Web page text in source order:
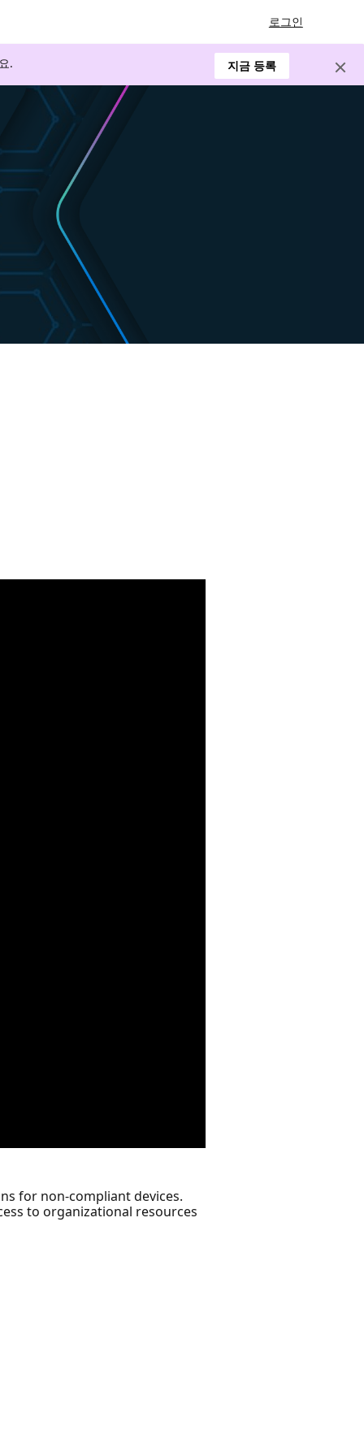
로그인
. 지금 등록
for non-compliant devices.
to organizational resources